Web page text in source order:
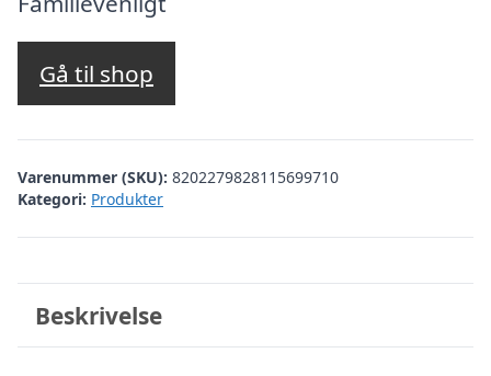
var:
Gå til shop
Varenummer (SKU): 8202279828115699710
Kategori: Produkter
Beskrivelse